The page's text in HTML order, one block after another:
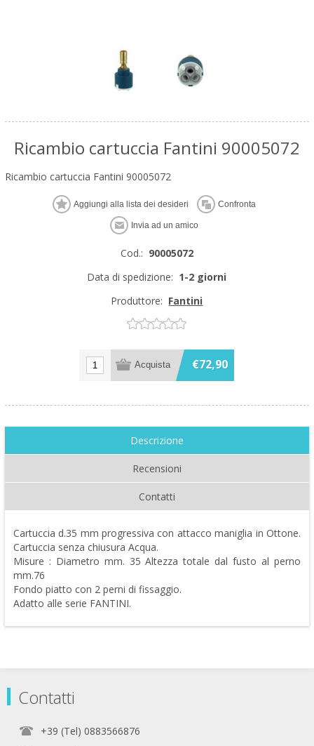
Ricambio cartuccia Fantini 90005072
Ricambio cartuccia Fantini 90005072
Cod.: 90005072
Data di spedizione: 1-2 giorni
Produttore: Fantini
€72,90
Descrizione
Recensioni
Contatti
Cartuccia d.35 mm progressiva con attacco maniglia in Ottone.
Cartuccia senza chiusura Acqua.
Misure : Diametro mm. 35 Altezza totale dal fusto al perno
mm.76
Fondo piatto con 2 perni di fissaggio.
Adatto alle serie FANTINI.
Contatti
+39 (Tel) 0883566876